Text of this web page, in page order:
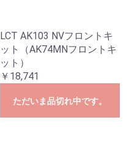
LCT AK103 NVフロントキ
ット（AK74MNフロントキ
ット）
￥18,741
ただいま品切れ中です。